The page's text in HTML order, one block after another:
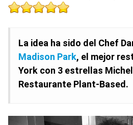
La idea ha sido del Chef
Madison Park, el mejor
York con 3 estrellas
Restaurante Plant-Based.